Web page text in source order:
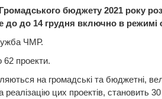
бюджету 2021 року
до до 14 грудня включно в режимі
ЧМР.
62 проекти.
на громадські та бюджетні,
реалізацію цих проектів, становить